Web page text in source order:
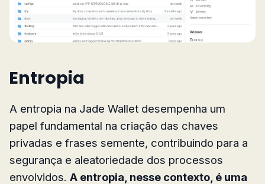
Entropia
A entropia na Jade Wallet desempenha um
papel fundamental na criação das chaves
privadas e frases semente, contribuindo para a
segurança e aleatoriedade dos processos
envolvidos. A entropia, nesse contexto, é uma